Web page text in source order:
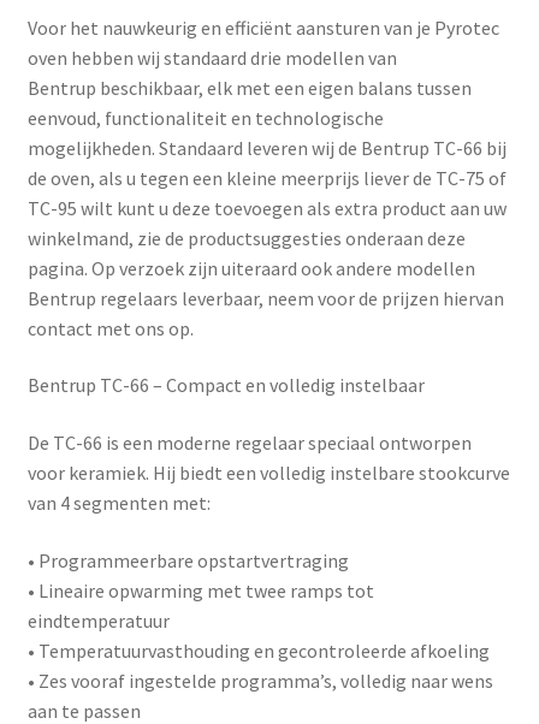
Voor het nauwkeurig en efficiënt aansturen van je Pyrotec
oven hebben wij standaard drie modellen van
Bentrup beschikbaar, elk met een eigen balans tussen
eenvoud, functionaliteit en technologische
mogelijkheden. Standaard leveren wij de Bentrup TC-66 bij
de oven, als u tegen een kleine meerprijs liever de TC-75 of
TC-95 wilt kunt u deze toevoegen als extra product aan uw
winkelmand, zie de productsuggesties onderaan deze
pagina. Op verzoek zijn uiteraard ook andere modellen
Bentrup regelaars leverbaar, neem voor de prijzen hiervan
contact met ons op.
Bentrup TC-66 – Compact en volledig instelbaar
De TC-66 is een moderne regelaar speciaal ontworpen
voor keramiek. Hij biedt een volledig instelbare stookcurve
van 4 segmenten met:
• Programmeerbare opstartvertraging
• Lineaire opwarming met twee ramps tot
eindtemperatuur
• Temperatuurvasthouding en gecontroleerde afkoeling
• Zes vooraf ingestelde programma’s, volledig naar wens
aan te passen